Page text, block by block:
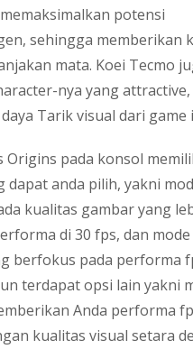
potensi
sehingga memberikan
mata. Koei Tecmo
nya yang
Tarik visual dari game
Origins pada konsol
dapat anda pilih, yakni
kualitas gambar yang
di 30 fps, dan mode
berfokus pada performa
terdapat opsi lain yakni
Anda performa
kualitas visual setara